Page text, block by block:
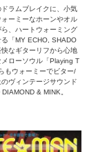
ラムブレイクに、小気
ーミーなホーンやオル
、ハートウォーミング
「MY ECHO, SHADO
なギターリフから心地
メローソウル「Playing T
もウォーミーでビター/
ヴィンテージサウンド
& MINK。